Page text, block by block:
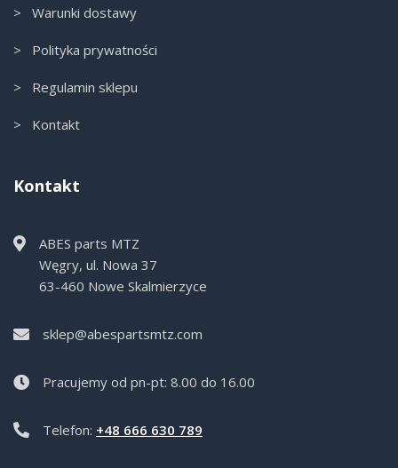
> Warunki dostawy
> Polityka prywatności
> Regulamin sklepu
> Kontakt
Kontakt
ABES parts MTZ
Węgry, ul. Nowa 37
63-460 Nowe Skalmierzyce
sklep@abespartsmtz.com
Pracujemy od pn-pt: 8.00 do 16.00
Telefon: +48 666 630 789